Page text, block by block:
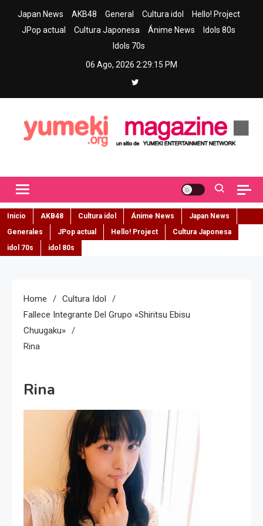
Japan News AKB48 General Cultura idol
Hello! Project
JPop actual
Cultura Japonesa Ánime News
Idols 80s
Idols 70s
06 Ago, 2026 2:29:16 PM
Inicio AKB48 Cultura idol Ánime News
Japan News
Generales
JPop actual Hello! Project
Cultura Japonesa
idol 70s
idol 80s
Home
Cultura Idol
Fallece Integrante Del Grupo «Shiritsu Ebisu
Chuugaku»
Rina
Rina